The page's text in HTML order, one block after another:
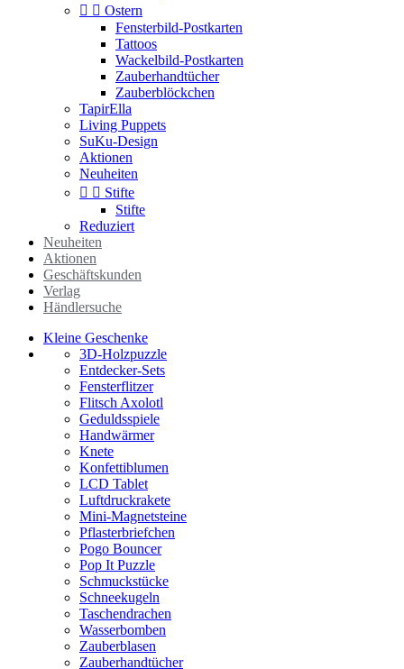
  Ostern
Fensterbild-Postkarten
Tattoos
Wackelbild-Postkarten
Zauberhandtücher
Zauberblöckchen
TapirElla
Living Puppets
SuKu-Design
Aktionen
Neuheiten
  Stifte
Stifte
Reduziert
Neuheiten
Aktionen
Geschäftskunden
Verlag
Händlersuche
Kleine Geschenke
3D-Holzpuzzle
Entdecker-Sets
Fensterflitzer
Flitsch Axolotl
Geduldsspiele
Handwärmer
Knete
Konfettiblumen
LCD Tablet
Luftdruckrakete
Mini-Magnetsteine
Pflasterbriefchen
Pogo Bouncer
Pop It Puzzle
Schmuckstücke
Schneekugeln
Taschendrachen
Wasserbomben
Zauberblasen
Zauberhandtücher